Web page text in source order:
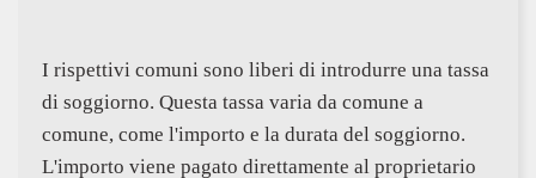
I rispettivi comuni sono liberi di introdurre una tassa
di soggiorno. Questa tassa varia da comune a
comune, come l'importo e la durata del soggiorno.
L'importo viene pagato direttamente al proprietario